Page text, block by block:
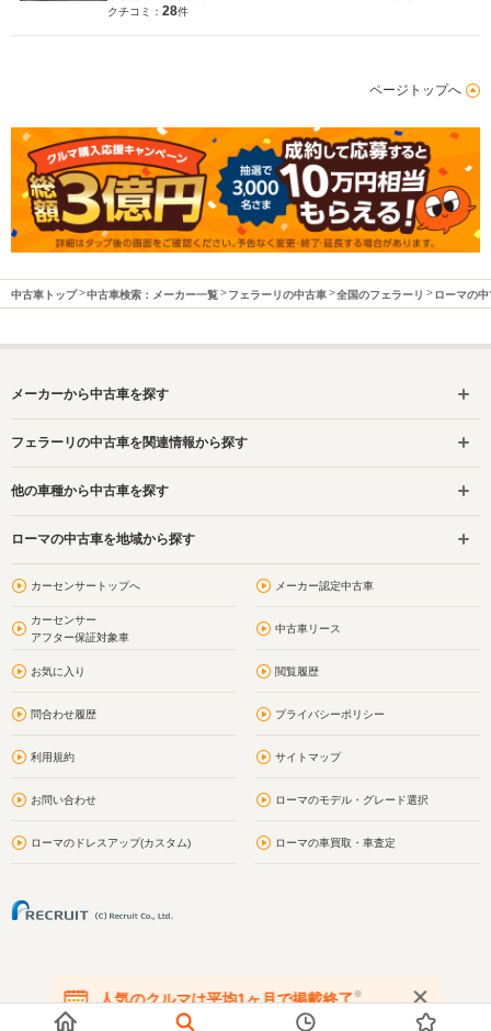
クチコミ： 28件
ページトップへ
中古車トップ 中古車検索：メーカー一覧 フェラーリの中古車 全国のフェラーリ ローマの
メーカーから中古車を探す
フェラーリの中古車を関連情報から探す
他の車種から中古車を探す
ローマの中古車を地域から探す
カーセンサートップへ メーカー認定中古車
カーセンサー
アフター保証対象車
中古車リース
お気に入り 閲覧履歴
問合わせ履歴 プライバシーポリシー
利用規約 サイトマップ
お問い合わせ ローマのモデル・グレード選択
ローマのドレスアップ(カスタム) ローマの車買取・車査定
人気のクルマは平均1ヶ月で掲載終了※
在庫が無くなる前にお問い合わせください